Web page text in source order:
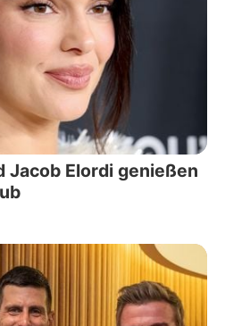
Jacob Elordi genießen